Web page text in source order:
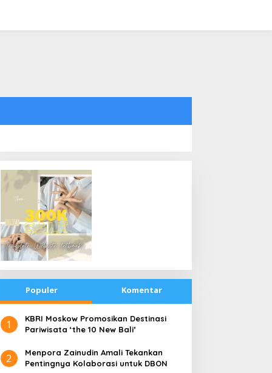
Populer Komentar
1
​KBRI Moskow Promosikan Destinasi
Pariwisata ‘the 10 New Bali’
2
​Menpora Zainudin Amali Tekankan
Pentingnya Kolaborasi untuk DBON